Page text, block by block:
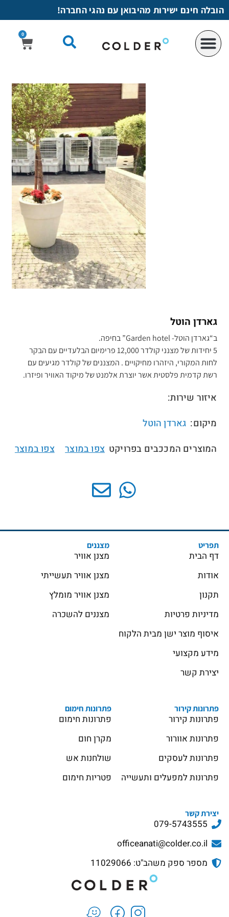
לתוכן
הובלה חינם ישירות מהיבואן עם נהגי החברה!
0
גארדן הוטל
ב“גארדן הוטל- Garden hotel” בחיפה.
5 יחידות של מצנני קולדר 12,000 פרימיום הבלעדיים עם הבקר
לחות המקורי, היזהרו מחיקויים . המצננים של קולדר מגיעים עם
רשת קדמית פלסטית אשר יוצרת אלמנט של מיקוד האוויר ופיזרו.
איזור שירות:
מיקום: גארדן הוטל
המוצרים המככבים בפרויקט צפו במוצר צפו במוצר
תפריט
דף הבית
אודות
תקנון
מדיניות פרטיות
איסוף מוצר ישן מבית הלקוח
מידע מקצועי
יצירת קשר
מצננים
מצנן אוויר
מצנן אוויר תעשייתי
מצנן אוויר מומלץ
מצננים להשכרה
פתרונות קירור
פתרונות קירור
פתרונות אוורור
פתרונות לעסקים
פתרונות למפעלים ותעשייה
פתרונות חימום
פתרונות חימום
מקרן חום
שולחנות אש
פטריות חימום
יצירת קשר
079-5743555
officeanati@colder.co.il
מספר ספק משהב"ט: 11029066